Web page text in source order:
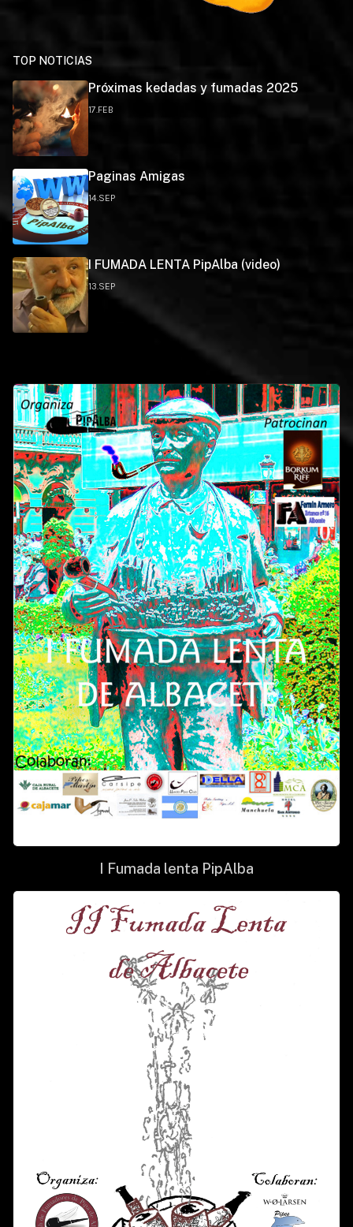
TOP NOTICIAS
Próximas kedadas y fumadas 2025
17.FEB
Paginas Amigas
14.SEP
I FUMADA LENTA PipAlba (video)
13.SEP
I Fumada lenta PipAlba